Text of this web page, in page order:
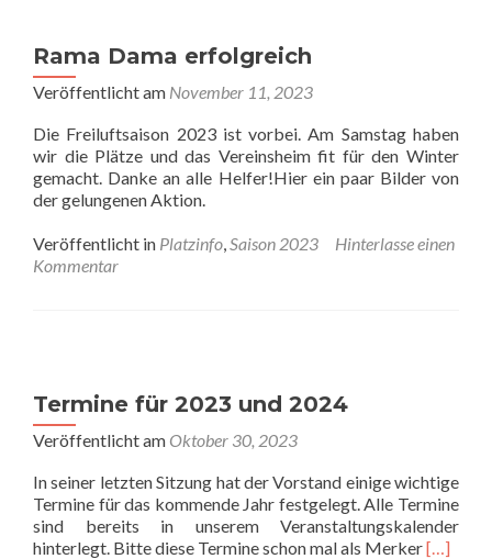
Rama Dama erfolgreich
Veröffentlicht am November 11, 2023
Die Freiluftsaison 2023 ist vorbei. Am Samstag haben
wir die Plätze und das Vereinsheim fit für den Winter
gemacht. Danke an alle Helfer!Hier ein paar Bilder von
der gelungenen Aktion.
Veröffentlicht in Platzinfo,Saison 2023
Hinterlasse einen
Kommentar
Termine für 2023 und 2024
Veröffentlicht am Oktober 30, 2023
In seiner letzten Sitzung hat der Vorstand einige wichtige
Termine für das kommende Jahr festgelegt. Alle Termine
sind bereits in unserem Veranstaltungskalender
hinterlegt. Bitte diese Termine schon mal als MerkerRead
[…]